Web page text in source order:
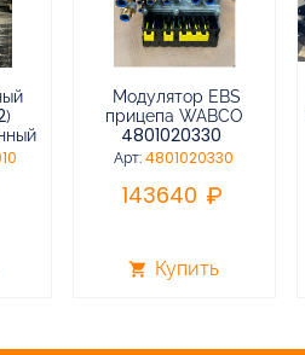
Модулятор EBS
прицепа WABCO
4801020330
Арт:4801020330
143640
shopping_cart Купить